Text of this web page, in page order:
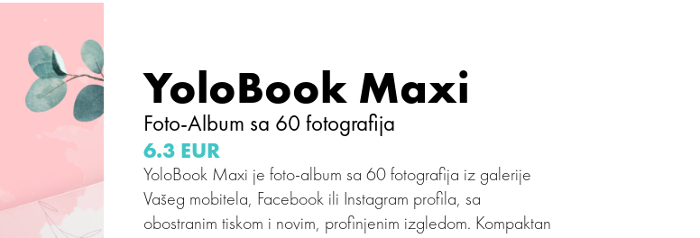
YoloBook Maxi
Foto-Album sa 60 fotografija
6.3 EUR
YoloBook Maxi je foto-album sa 60 fotografija iz galerije
Vašeg mobitela, Facebook ili Instagram profila, sa
obostranim tiskom i novim, profinjenim izgledom. Kompaktan